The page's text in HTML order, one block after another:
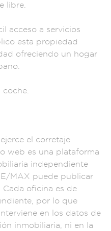
libre.
acceso a servicios
o esta propiedad
ofreciendo un hogar
coche.
e l corretaje
web es una plataforma
a independiente
MAX puede publicar
Cada oficina es de
ente, por lo que
en los datos de
inmobil iaria, ni en la